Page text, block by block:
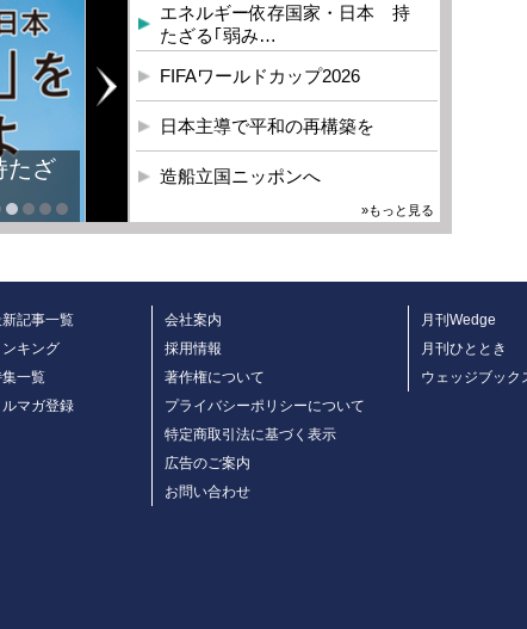
たざ
エネルギー依存国家・日本 持
たざる｢弱み…
FIFAワールドカップ2026
日本主導で平和の再構築を
造船立国ニッポンへ
»もっと見る
記事一覧
ンキング
一覧
ルマガ登録
会社案内
採用情報
著作権について
プライバシーポリシーについて
特定商取引法に基づく表示
広告のご案内
お問い合わせ
月刊Wedge
月刊ひととき
ウェッジブック